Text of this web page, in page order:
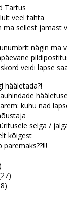
Tartus
veel tahta
ma sellest jamast
nägin ma
veidi lapse
hääletada?!
kuhu nad
selga /
kõigest
paremaks??!!!